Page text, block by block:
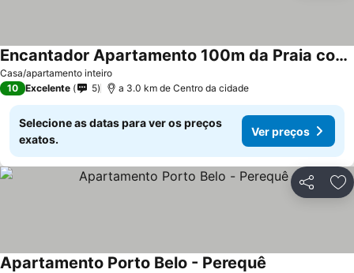
Casa/apartamento inteiro
Encantador Apartamento 100m da Praia com vista mar
10 Excelente 5 a 3.0 km de Centro da cidade
Selecione as datas para ver os preços
exatos.
Ver preços
Partilhar
Apartamento Porto Belo - Perequê